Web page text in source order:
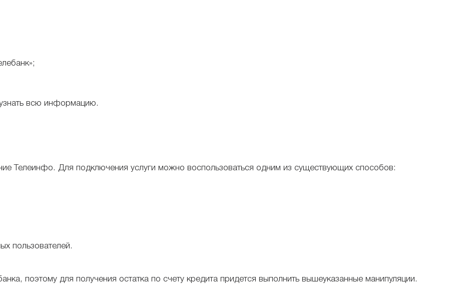
всю информацию.
Телеинфо. Для подключения услуги можно воспользоваться одним из существующих способов:
пользователей.
поэтому для получения остатка по счету кредита придется выполнить вышеуказанные манипуляции.